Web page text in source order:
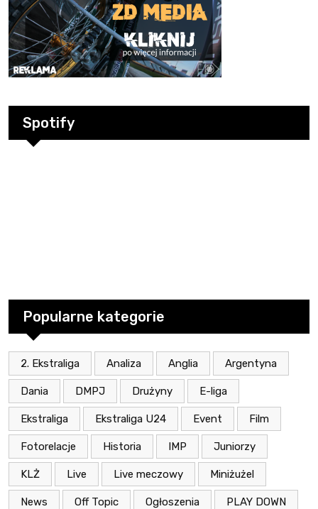
Spotify
Popularne kategorie
2. Ekstraliga Analiza Anglia Argentyna
Dania DMPJ Drużyny E-liga
Ekstraliga Ekstraliga U24 Event Film
Fotorelacje Historia IMP Juniorzy
KLŻ Live Live meczowy Miniżużel
News Off Topic Ogłoszenia PLAY DOWN